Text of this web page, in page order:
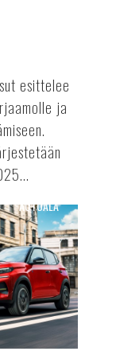
esittelee
ja
AUTOALA